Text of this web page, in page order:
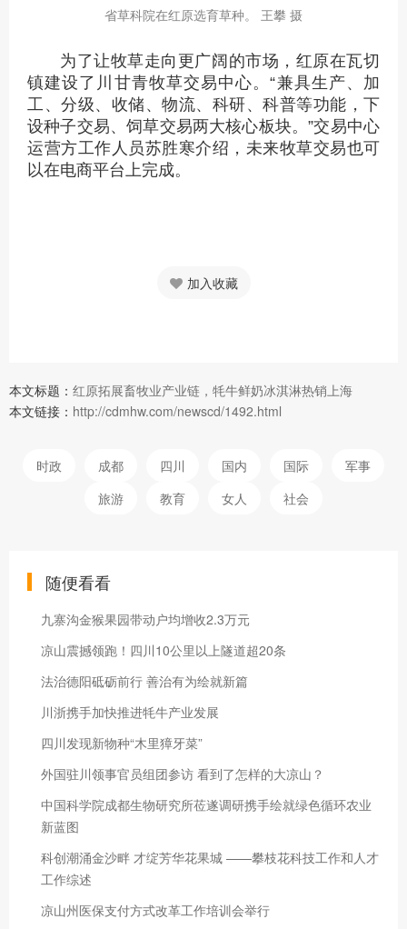
省草科院在红原选育草种。 王攀 摄
为了让牧草走向更广阔的市场，红原在瓦切
镇建设了川甘青牧草交易中心。“兼具生产、加
工、分级、收储、物流、科研、科普等功能，下
设种子交易、饲草交易两大核心板块。”交易中心
运营方工作人员苏胜寒介绍，未来牧草交易也可
以在电商平台上完成。
加入收藏
本文标题： 红原拓展畜牧业产业链，牦牛鲜奶冰淇淋热销上海
本文链接： http://cdmhw.com/newscd/1492.html
时政 成都 四川 国内 国际
军事
旅游
教育 女人 社会
随便看看
九寨沟金猴果园带动户均增收2.3万元
凉山震撼领跑！四川10公里以上隧道超20条
法治德阳砥砺前行 善治有为绘就新篇
川浙携手加快推进牦牛产业发展
四川发现新物种“木里獐牙菜”
外国驻川领事官员组团参访 看到了怎样的大凉山？
中国科学院成都生物研究所莅遂调研携手绘就绿色循环农业
新蓝图
科创潮涌金沙畔 才绽芳华花果城 ——攀枝花科技工作和人才
工作综述
凉山州医保支付方式改革工作培训会举行